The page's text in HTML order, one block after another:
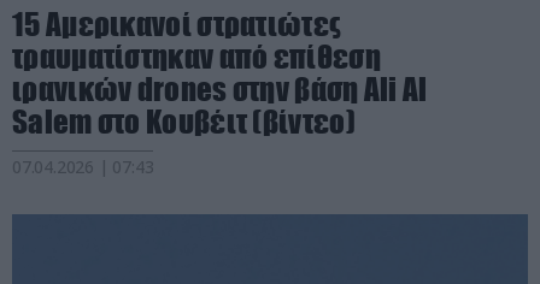
15 Αμερικανοί στρατιώτες
τραυματίστηκαν από επίθεση
ιρανικών drones στην βάση Ali Al
Salem στο Κουβέιτ (βίντεο)
07.04.2026 | 07:43